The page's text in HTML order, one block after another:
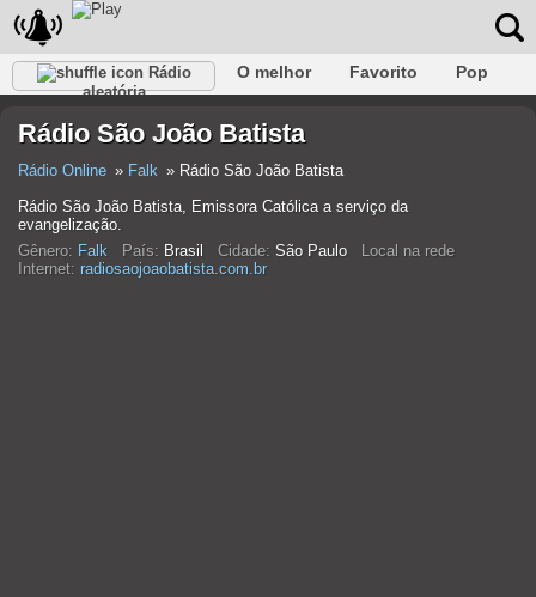
Rádio
aleatória
O melhor Favorito
Pop
Rap
Falk Jazz Bebê
Rádio São João Batista
Rádio Online Falk
Rádio São João Batista
Rádio São João Batista, Emissora Católica a serviço da
evangelização.
Gênero: Falk País: Brasil Cidade: São Paulo
Local na rede
Internet: radiosaojoaobatista.com.br